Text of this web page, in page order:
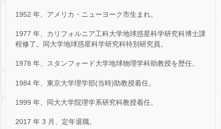
1952 年、アメリカ・ニューヨーク市生まれ。
1977 年、カリフォルニア工科大学地球惑星科学研究科博士課
程修了。同大学地球惑星科学研究科特別研究員。
1978 年、スタンフォード大学地球物理学科助教授を歴任。
1984 年、東京大学理学部(当時)助教授着任。
1999 年、同大大学院理学系研究科教授着任。
2017 年 3 月、定年退職。